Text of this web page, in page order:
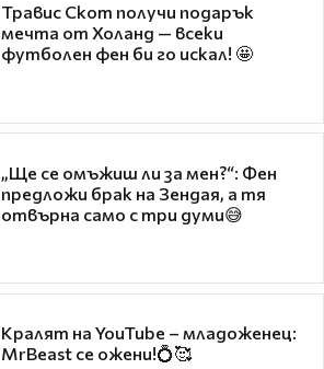
Травис Скот получи подарък
мечта от Холанд — всеки
футболен фен би го искал! 🤩
„Ще се омъжиш ли за мен?“: Фен
предложи брак на Зендая, а тя
отвърна само с три думи😅
Кралят на YouTube – младоженец:
MrBeast се ожени!💍🥰